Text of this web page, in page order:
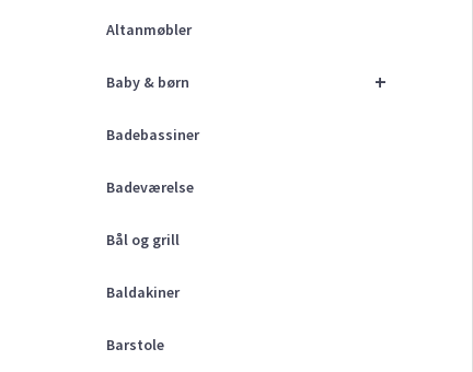
Altanmøbler
+
Baby & børn
Badebassiner
Badeværelse
Bål og grill
Baldakiner
Barstole